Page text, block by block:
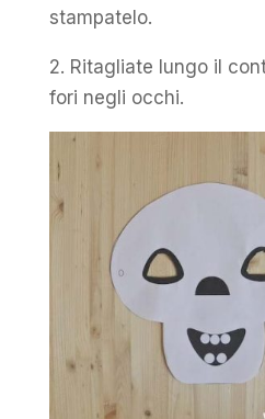
stampatelo.
2. Ritagliate lungo il
fori negli occhi.